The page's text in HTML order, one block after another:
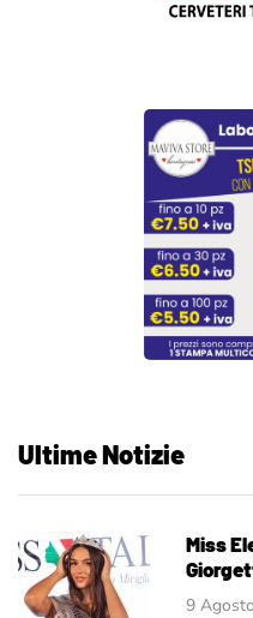
Ultime Notizie
Miss
9